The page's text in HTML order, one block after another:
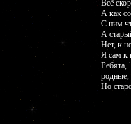
Всё
А как
С ним
А
Нет, к
Я сам к
Но